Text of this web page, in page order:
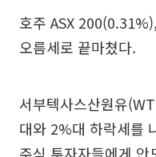
호주 ASX
오름세로 끝마쳤다.
서부텍사스산원유
대와 2%대 하락세를